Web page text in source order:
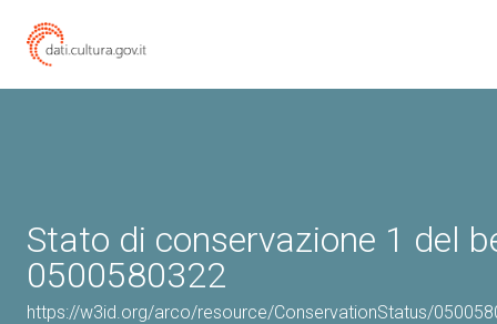
Stato di conservazione 1 del
0500580322
https://w3id.org/arco/resource/ConservationStatus/